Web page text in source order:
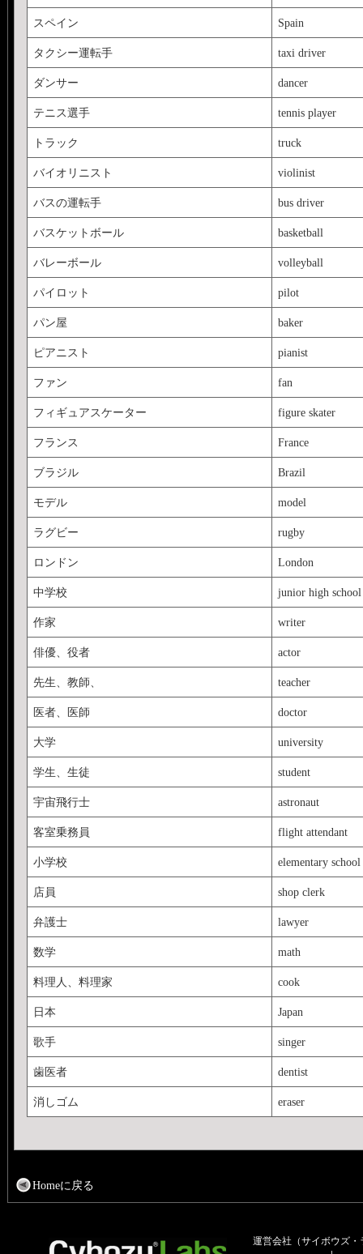
スペイン Spain
タクシー運転手 taxi driver
ダンサー dancer
テニス選手 tennis player
トラック truck
バイオリニスト violinist
バスの運転手 bus driver
バスケットボール basketball
バレーボール volleyball
パイロット pilot
パン屋 baker
ピアニスト pianist
ファン fan
フィギュアスケーター figure skater
フランス France
ブラジル Brazil
モデル model
ラグビー rugby
ロンドン London
中学校 junior high school
作家 writer
俳優、役者 actor
先生、教師、 teacher
医者、医師 doctor
大学 university
学生、生徒 student
宇宙飛行士 astronaut
客室乗務員 flight attendant
小学校 elementary school
店員 shop clerk
弁護士 lawyer
数学 math
料理人、料理家 cook
日本 Japan
歌手 singer
歯医者 dentist
消しゴム eraser
Homeに戻る
運営会社（サイボウズ・